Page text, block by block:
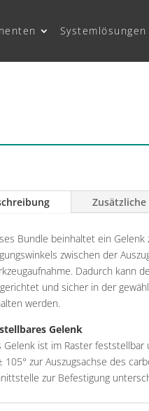
Systemlösungen
Bundle beinhaltet ein
zwischen der
Dadurch kann
und sicher in der
werden.
Gelenk
Gelenk ist im Raster
105° zur Auszugsachse des
zur Befestigung